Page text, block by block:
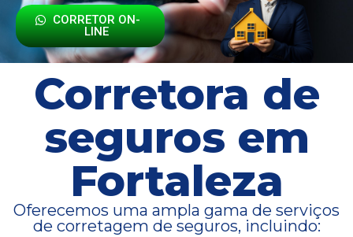
CORRETOR ON-
LINE
Corretora de
seguros em
Fortaleza
Oferecemos uma ampla gama de serviços
de corretagem de seguros, incluindo: